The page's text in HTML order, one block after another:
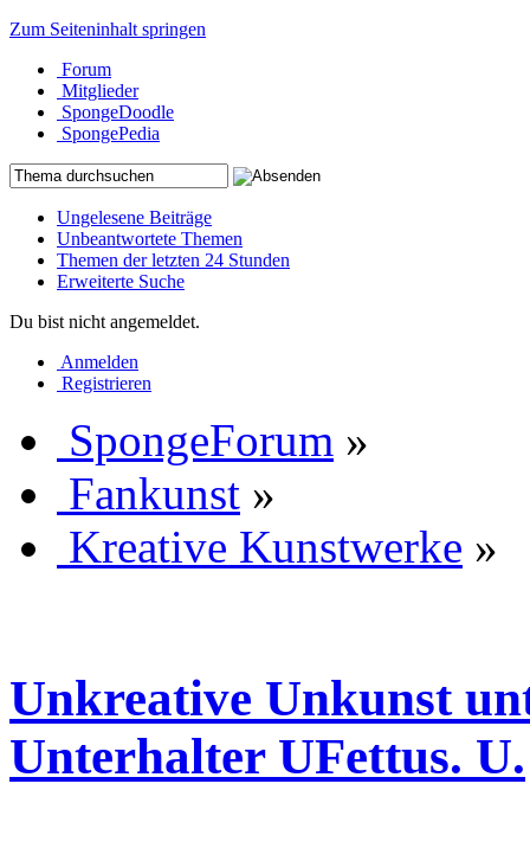
Zum Seiteninhalt springen
Forum
Mitglieder
SpongeDoodle
SpongePedia
Ungelesene Beiträge
Unbeantwortete Themen
Themen der letzten 24 Stunden
Erweiterte Suche
Du bist nicht angemeldet.
Anmelden
Registrieren
SpongeForum »
Fankunst »
Kreative Kunstwerke »
Unkreative Unkunst
Unterhalter UFettus. U.